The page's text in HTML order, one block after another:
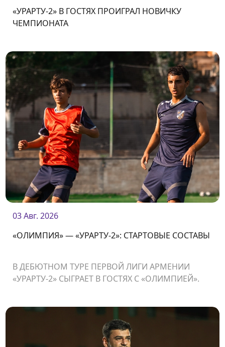
«УРАРТУ-2» В ГОСТЯХ ПРОИГРАЛ НОВИЧКУ
ЧЕМПИОНАТА
03 Авг. 2026
«ОЛИМПИЯ» — «УРАРТУ-2»: СТАРТОВЫЕ СОСТАВЫ
В ДЕБЮТНОМ ТУРЕ ПЕРВОЙ ЛИГИ АРМЕНИИ
«УРАРТУ-2» СЫГРАЕТ В ГОСТЯХ С «ОЛИМПИЕЙ».